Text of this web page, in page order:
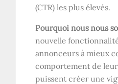
(CTR) les plus élevés.
Pourquoi nous nous
nouvelle
annonceurs à mieux
comportement de
puissent créer une